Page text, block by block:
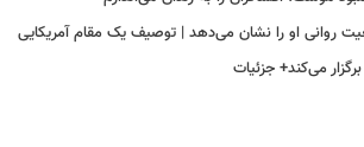
روانی او را نشان می‌دهد | توصیف یک مقام آمریکایی
می‌کند+ جزئیات